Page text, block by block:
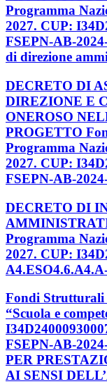
Programma
2027. CUP:
FSEPN-AB-
di direzione
DECRETO DI
DIREZIONE E
ONEROSO
PROGETTO
Programma
2027. CUP:
FSEPN-AB-
DECRETO DI
Programma
2027. CUP:
Fondi Strutturali
“Scuola e
FSEPN-AB-
PER
AI SENSI